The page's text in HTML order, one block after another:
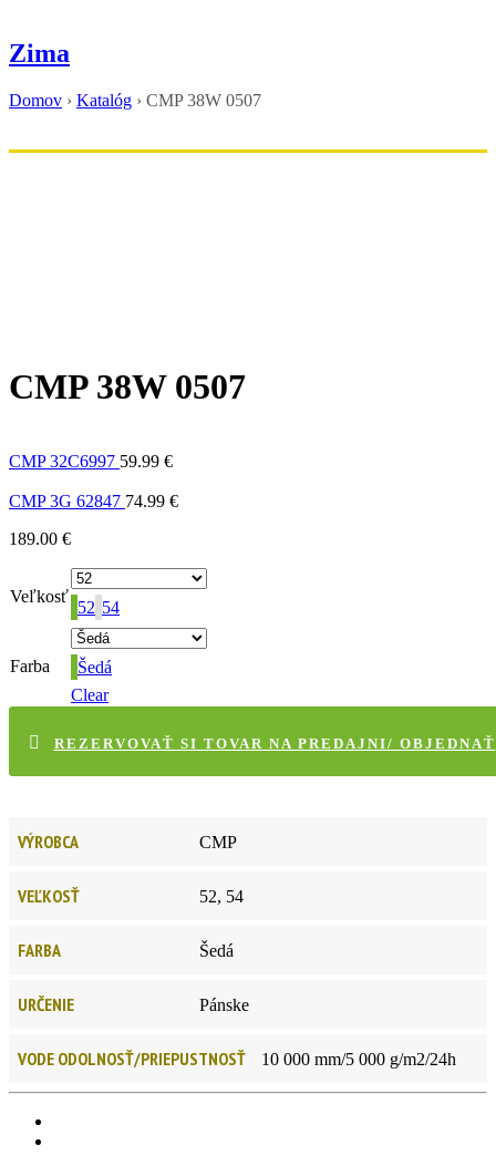
Zima
Domov › Katalóg › CMP 38W 0507
CMP 38W 0507
CMP 32C6997 59.99 €
CMP 3G 62847 74.99 €
189.00 €
Veľkosť
52 54
Farba
Šedá
Clear
REZERVOVAŤ SI TOVAR NA PREDAJNI/ OBJEDNAŤ
VÝROBCA CMP
VEĽKOSŤ 52, 54
FARBA Šedá
URČENIE Pánske
VODE ODOLNOSŤ/PRIEPUSTNOSŤ 10 000 mm/5 000 g/m2/24h